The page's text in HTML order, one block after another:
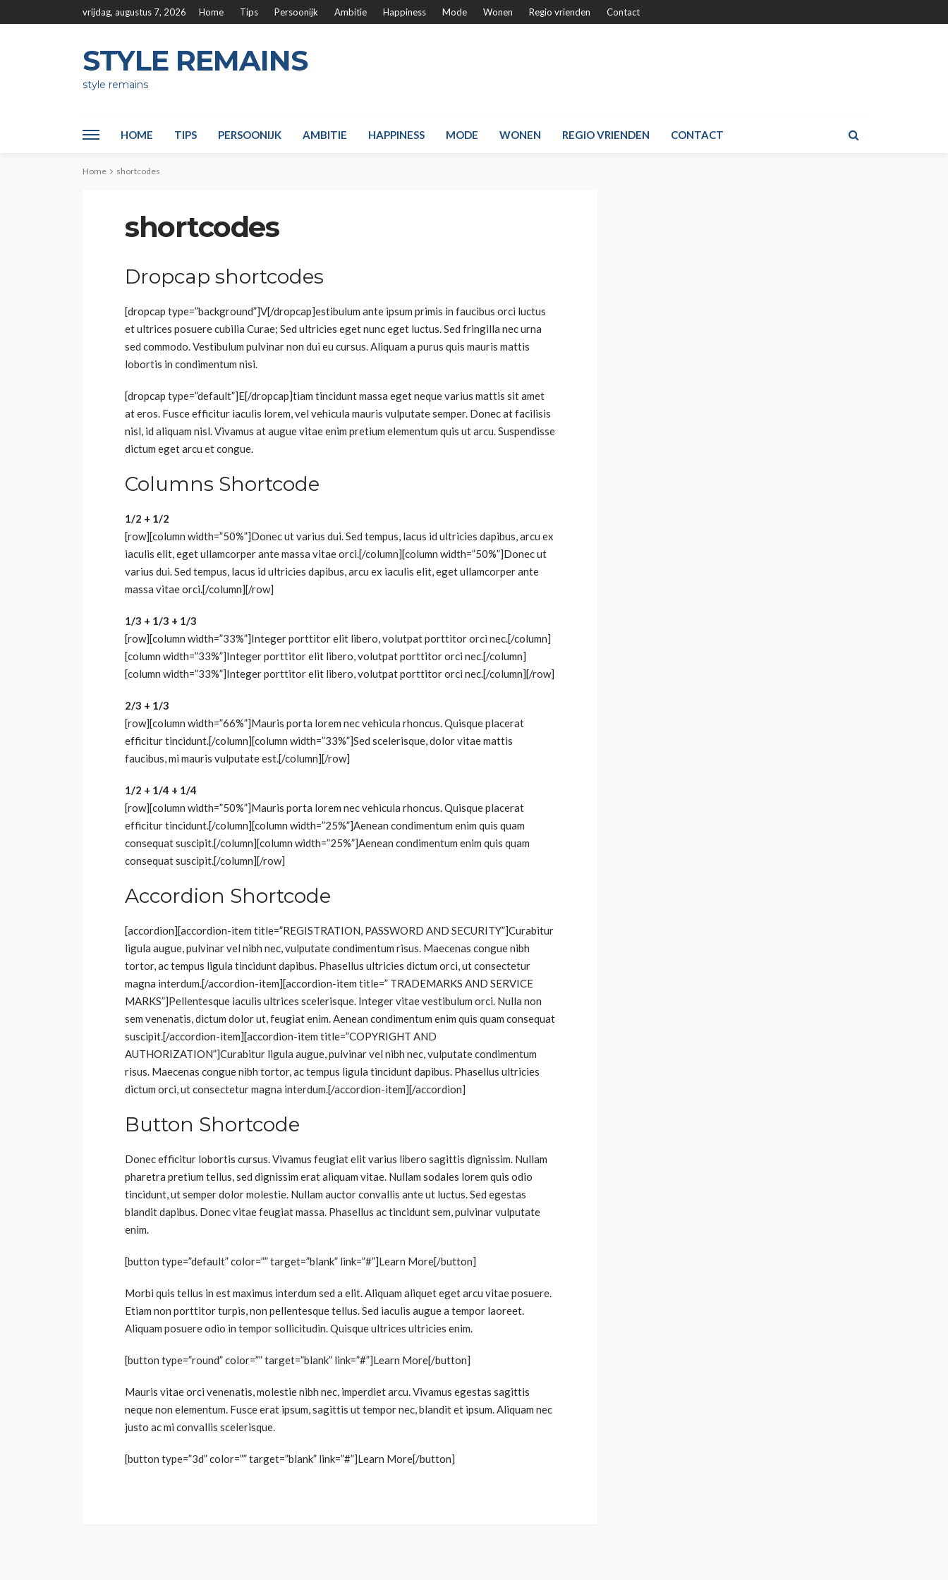
vrijdag, augustus 7, 2026 Home Tips Persoonijk Ambitie Happiness Mode Wonen Regio vrienden Contact
STYLE REMAINS
style remains
HOME TIPS PERSOONIJK AMBITIE HAPPINESS MODE WONEN REGIO VRIENDEN CONTACT
Home shortcodes
shortcodes
Dropcap shortcodes
[dropcap type=”background”]V[/dropcap]estibulum ante ipsum primis in faucibus orci luctus
et ultrices posuere cubilia Curae; Sed ultricies eget nunc eget luctus. Sed fringilla nec urna
sed commodo. Vestibulum pulvinar non dui eu cursus. Aliquam a purus quis mauris mattis
lobortis in condimentum nisi.
[dropcap type=”default”]E[/dropcap]tiam tincidunt massa eget neque varius mattis sit amet
at eros. Fusce efficitur iaculis lorem, vel vehicula mauris vulputate semper. Donec at facilisis
nisl, id aliquam nisl. Vivamus at augue vitae enim pretium elementum quis ut arcu. Suspendisse
dictum eget arcu et congue.
Columns Shortcode
1/2 + 1/2
[row][column width=”50%”]Donec ut varius dui. Sed tempus, lacus id ultricies dapibus, arcu ex
iaculis elit, eget ullamcorper ante massa vitae orci.[/column][column width=”50%”]Donec ut
varius dui. Sed tempus, lacus id ultricies dapibus, arcu ex iaculis elit, eget ullamcorper ante
massa vitae orci.[/column][/row]
1/3 + 1/3 + 1/3
[row][column width=”33%”]Integer porttitor elit libero, volutpat porttitor orci nec.[/column]
[column width=”33%”]Integer porttitor elit libero, volutpat porttitor orci nec.[/column]
[column width=”33%”]Integer porttitor elit libero, volutpat porttitor orci nec.[/column][/row]
2/3 + 1/3
[row][column width=”66%”]Mauris porta lorem nec vehicula rhoncus. Quisque placerat
efficitur tincidunt.[/column][column width=”33%”]Sed scelerisque, dolor vitae mattis
faucibus, mi mauris vulputate est.[/column][/row]
1/2 + 1/4 + 1/4
[row][column width=”50%”]Mauris porta lorem nec vehicula rhoncus. Quisque placerat
efficitur tincidunt.[/column][column width=”25%”]Aenean condimentum enim quis quam
consequat suscipit.[/column][column width=”25%”]Aenean condimentum enim quis quam
consequat suscipit.[/column][/row]
Accordion Shortcode
[accordion][accordion-item title=”REGISTRATION, PASSWORD AND SECURITY”]Curabitur
ligula augue, pulvinar vel nibh nec, vulputate condimentum risus. Maecenas congue nibh
tortor, ac tempus ligula tincidunt dapibus. Phasellus ultricies dictum orci, ut consectetur
magna interdum.[/accordion-item][accordion-item title=” TRADEMARKS AND SERVICE
MARKS”]Pellentesque iaculis ultrices scelerisque. Integer vitae vestibulum orci. Nulla non
sem venenatis, dictum dolor ut, feugiat enim. Aenean condimentum enim quis quam consequat
suscipit.[/accordion-item][accordion-item title=”COPYRIGHT AND
AUTHORIZATION”]Curabitur ligula augue, pulvinar vel nibh nec, vulputate condimentum
risus. Maecenas congue nibh tortor, ac tempus ligula tincidunt dapibus. Phasellus ultricies
dictum orci, ut consectetur magna interdum.[/accordion-item][/accordion]
Button Shortcode
Donec efficitur lobortis cursus. Vivamus feugiat elit varius libero sagittis dignissim. Nullam
pharetra pretium tellus, sed dignissim erat aliquam vitae. Nullam sodales lorem quis odio
tincidunt, ut semper dolor molestie. Nullam auctor convallis ante ut luctus. Sed egestas
blandit dapibus. Donec vitae feugiat massa. Phasellus ac tincidunt sem, pulvinar vulputate
enim.
[button type=”default” color=”” target=”blank” link=”#”]Learn More[/button]
Morbi quis tellus in est maximus interdum sed a elit. Aliquam aliquet eget arcu vitae posuere.
Etiam non porttitor turpis, non pellentesque tellus. Sed iaculis augue a tempor laoreet.
Aliquam posuere odio in tempor sollicitudin. Quisque ultrices ultricies enim.
[button type=”round” color=”” target=”blank” link=”#”]Learn More[/button]
Mauris vitae orci venenatis, molestie nibh nec, imperdiet arcu. Vivamus egestas sagittis
neque non elementum. Fusce erat ipsum, sagittis ut tempor nec, blandit et ipsum. Aliquam nec
justo ac mi convallis scelerisque.
[button type=”3d” color=”” target=”blank” link=”#”]Learn More[/button]